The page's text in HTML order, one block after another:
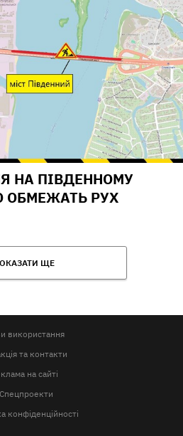
НА ПІВДЕННОМУ
ОБМЕЖАТЬ РУХ
ЩЕ
використання
та контакти
на сайті
Спецпроекти
конфіденційності